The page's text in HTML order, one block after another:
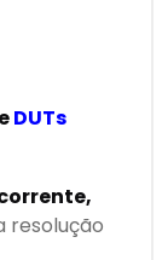
DUTs
resolução